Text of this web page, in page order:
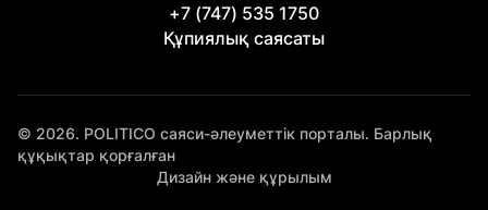
+7 (747) 535 1750
Құпиялық саясаты
© 2026. POLITICO саяси-әлеуметтік порталы. Барлық
құқықтар қорғалған
Дизайн және құрылым